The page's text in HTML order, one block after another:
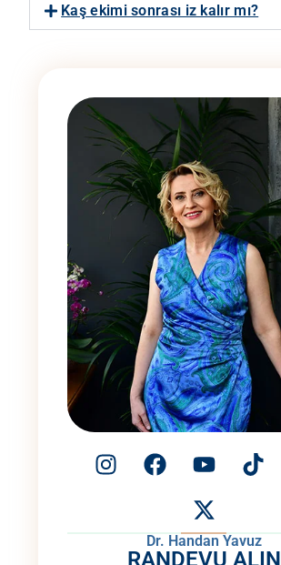
Kaş ekimi sonrası iz kalır mı?
Dr. Handan Yavuz
RANDEVU ALIN